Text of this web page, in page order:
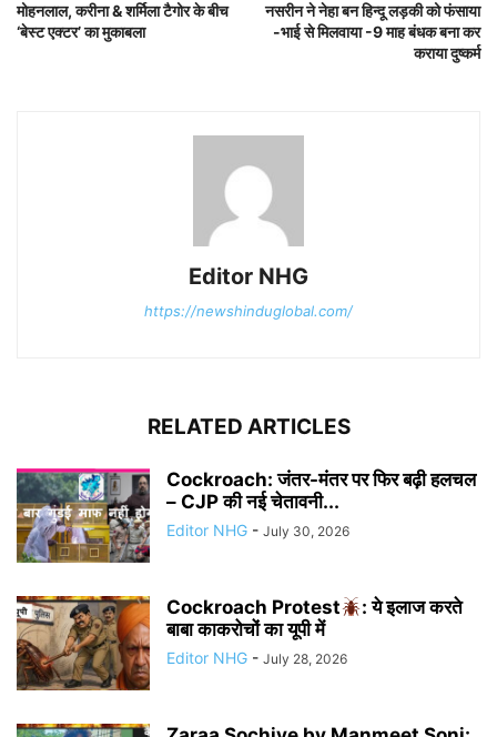
मोहनलाल, करीना & शर्मिला टैगोर के बीच
‘बेस्ट एक्टर’ का मुकाबला
नसरीन ने नेहा बन हिन्दू लड़की को फंसाया
-भाई से मिलवाया -9 माह बंधक बना कर
कराया दुष्कर्म
Editor NHG
https://newshinduglobal.com/
RELATED ARTICLES
Cockroach: जंतर-मंतर पर फिर बढ़ी हलचल
– CJP की नई चेतावनी...
Editor NHG - July 30, 2026
Cockroach Protest
: ये इलाज करते
बाबा काकरोचों का यूपी में
Editor NHG - July 28, 2026